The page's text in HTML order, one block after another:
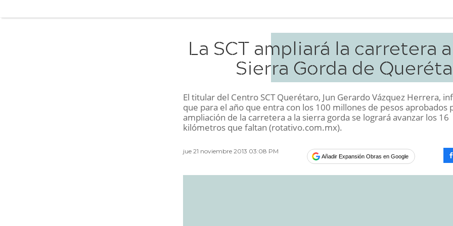
La SCT ampliará la carretera
Sierra Gorda de
El titular del Centro SCT Querétaro, Jun Gerardo Vázquez Herrera,
que para el año que entra con los 100 millones de pesos aprobados
ampliación de la carretera a la sierra gorda se logrará avanzar los 16
kilómetros que faltan (rotativo.com.mx).
jue 21 noviembre 2013 03:08 PM
Añadir Expansión Obras en Google